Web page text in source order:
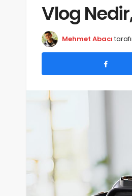
Vlog
Mehmet Abacı